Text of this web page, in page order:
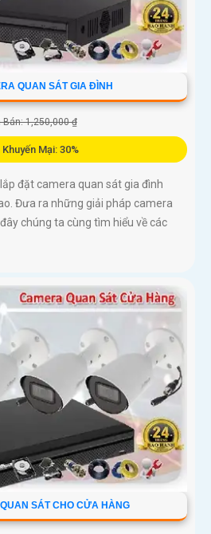
QUAN SÁT GIA ĐÌNH
Bán: 1,250,000 ₫
Khuyến Mại: 30%
đặt camera quan sát gia đình
Đưa ra những giải pháp camera
chúng ta cùng tìm hiểu về các
SÁT CHO CỬA HÀNG